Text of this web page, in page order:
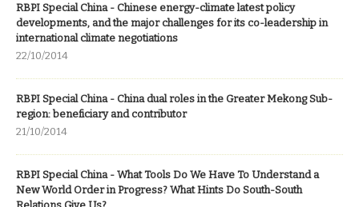
RBPI Special China - Chinese energy-climate latest policy
developments, and the major challenges for its co-leadership in
international climate negotiations
22/10/2014
RBPI Special China - China dual roles in the Greater Mekong Sub-
region: beneficiary and contributor
21/10/2014
RBPI Special China - What Tools Do We Have To Understand a
New World Order in Progress? What Hints Do South-South